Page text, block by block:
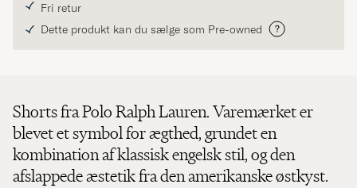
Fri retur
Dette produkt kan du sælge som Pre-owned
Shorts fra Polo Ralph Lauren. Varemærket er
blevet et symbol for ægthed, grundet en
kombination af klassisk engelsk stil, og den
afslappede æstetik fra den amerikanske østkyst.